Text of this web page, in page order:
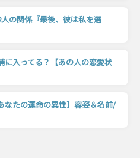
の関係『最後、彼は私を選
入ってる？【あの人の恋愛状
なたの運命の異性】容姿＆名前/